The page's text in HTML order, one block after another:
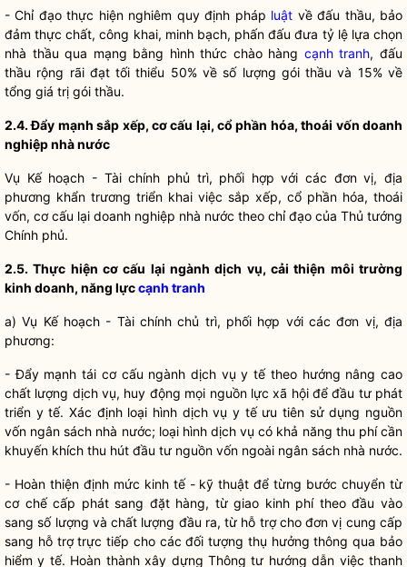
-Chỉ đạothực hiện nghiêm quy định pháp luật về đấu thầu, bảo
đảm thực chất, công khai, minh bạch, phấn đấu đưa tỷ lệ lựa chọn
nhà thầu qua mạng bằng hình thức chào hàng cạnh tranh, đấu
thầu rộng rãi đạt tối thiểu 50% về số lượng gói thầu và 15% về
tổng giá trị gói thầu.
2.4. Đẩy mạnh sắp xếp, cơ cấu lại, cổ phần hóa, thoái vốn doanh
nghiệpnhà nước
Vụ Kế hoạch - Tài chính phủ trì, phối hợp với các đơn vị, địa
phương khẩn trương triển khai việc sắp xếp, cổ phần hóa, thoái
vốn, cơ cấu lại doanh nghiệp nhà nước theo chỉ đạo của Thủ tướng
Chính phủ.
2.5. Thực hiện cơ cấu lại ngành dịch vụ, cải thiện môi trường
kinh doanh, năng lựccạnh tranh
a) Vụ Kế hoạch - Tài chính chủ trì, phối hợp với các đơn vị, địa
phương:
- Đẩy mạnh tái cơ cấu ngành dịch vụ y tế theo hướng nâng cao
chất lượng dịch vụ, huy động mọi nguồn lực xã hội để đầu tư phát
triển y tế. Xác định loại hình dịch vụ y tế ưu tiên sử dụng nguồn
vốn ngân sách nhà nước; loại hình dịch vụ có khả năng thu phí cần
khuyến khích thu hút đầu tư nguồn vốn ngoài ngân sách nhà nước.
- Hoàn thiện định mức kinh tế - kỹ thuật để từng bước chuyển từ
cơ chế cấp phát sang đặt hàng, từ giao kinh phí theo đầu vào
sang số lượng và chất lượng đầu ra, từ hỗ trợ cho đơn vị cung cấp
sang hỗ trợ trực tiếp cho các đối tượng thụ hưởng thông qua bảo
hiểm y tế. Hoàn thành xây dựng Thông tư hướng dẫn việc thanh